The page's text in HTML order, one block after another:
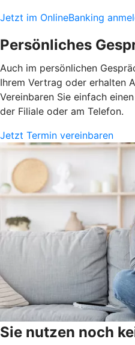
Jetzt im OnlineBanking
Persönliches
Auch im persönlichen
Ihrem Vertrag oder erhalten
Vereinbaren Sie einfach
der Filiale oder am Telefon.
Jetzt Termin vereinbaren
Sie nutzen noch